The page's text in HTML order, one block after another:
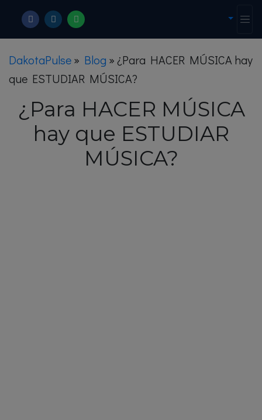
DakotaPulse» Blog »¿Para HACER MÚSICA hay
que ESTUDIAR MÚSICA?
¿Para HACER MÚSICA
hay que ESTUDIAR
MÚSICA?